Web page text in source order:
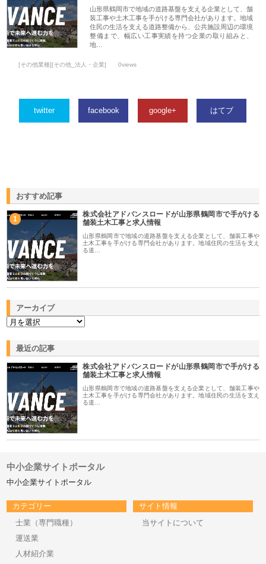
山形県鶴岡市で地域の道路基盤を支える企業として、舗
装工事や土木工事を手がける専門会社があります。地域
住民の生活を支える道路整備から、公共施設周辺の環境
整備まで、幅広い工事実績を持つ企業の取り組みと、
地…
[その他業種][その他_法人・企業] 0views
twitter facebook google+ はてブ
おすすめ記事
1
株式会社アドバンスロードが山形県鶴岡市で手がける
舗装土木工事と求人情報
山形県鶴岡市で地域の道路基盤を支える企業として、舗装工事や
土木工事を手がける専門会社があります。地域住民の生活を支え
る道…
アーカイブ
最近の記事
株式会社アドバンスロードが山形県鶴岡市で手がける
舗装土木工事と求人情報
山形県鶴岡市で地域の道路基盤を支える企業として、舗装工事や
土木工事を手がける専門会社があります。地域住民の生活を支え
る道…
中小企業サイトポータル
中小企業サイトポータル
カテゴリー
士業（専門職種）
運送業
人材紹介業
サイト情報
当サイトについて